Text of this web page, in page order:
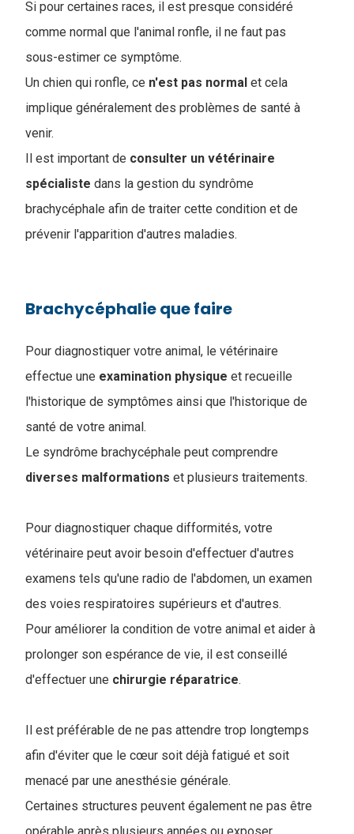
Si pour certaines races, il est presque considéré
comme normal que l'animal ronfle, il ne faut pas
sous-estimer ce symptôme.
Un chien qui ronfle, ce n'est pas normal et cela
implique généralement des problèmes de santé à
venir.
Il est important de consulter un vétérinaire
spécialiste dans la gestion du syndrôme
brachycéphale afin de traiter cette condition et de
prévenir l'apparition d'autres maladies.
Brachycéphalie que faire
Pour diagnostiquer votre animal, le vétérinaire
effectue une examination physique et recueille
l'historique de symptômes ainsi que l'historique de
santé de votre animal .
Le syndrôme brachycéphale peut comprendre
diverses malformations et plusieurs traitements.
Pour diagnostiquer chaque difformités, votre
vétérinaire peut avoir besoin d'effectuer d'autres
examens tels qu'une radio de l'abdomen, un examen
des voies respiratoires supérieurs et d'autres.
Pour améliorer la condition de votre animal et aider à
prolonger son espérance de vie, il est conseillé
d'effectuer une chirurgie réparatrice.
Il est préférable de ne pas attendre trop longtemps
afin d'éviter que le cœur soit déjà fatigué et soit
menacé par une anesthésie générale.
Certaines structures peuvent également ne pas être